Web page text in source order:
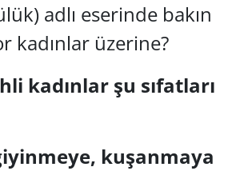
adlı eserinde bakın
kadınlar üzerine?
kadınlar şu sıfatları
kuşanmaya